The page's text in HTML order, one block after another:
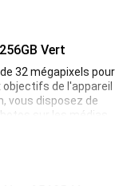
Vert
32 mégapixels pour
objectifs de l'appareil
vous disposez de
sur les médias
ultra grand angle